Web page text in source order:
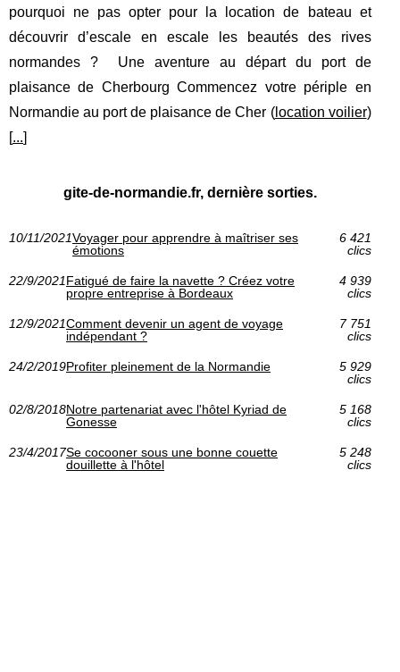
pourquoi ne pas opter pour la location de bateau et
découvrir d’escale en escale les beautés des rives
normandes ? Une aventure au départ du port de
plaisance de Cherbourg Commencez votre périple en
Normandie au port de plaisance de Cher (location voilier)
[...]
gite-de-normandie.fr, dernière sorties.
10/11/2021Voyager pour apprendre à maîtriser ses
émotions
6 421
clics
22/9/2021Fatigué de faire la navette ? Créez votre
propre entreprise à Bordeaux
4 939
clics
12/9/2021Comment devenir un agent de voyage
indépendant ?
7 751
clics
24/2/2019Profiter pleinement de la Normandie
5 929
clics
02/8/2018Notre partenariat avec l'hôtel Kyriad de
Gonesse
5 168
clics
23/4/2017Se cocooner sous une bonne couette
douillette à l'hôtel
5 248
clics